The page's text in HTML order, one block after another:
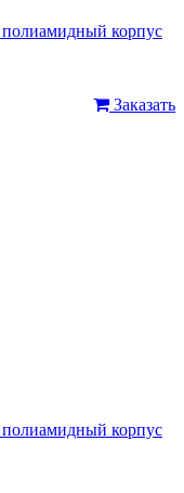
корпус
Заказать
корпус